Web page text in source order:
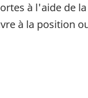
à l'aide de
à la position